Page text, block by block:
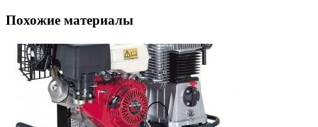
Похожие материалы